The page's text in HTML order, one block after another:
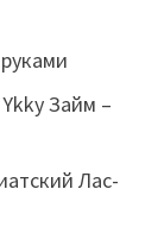
Займ –
Лас-